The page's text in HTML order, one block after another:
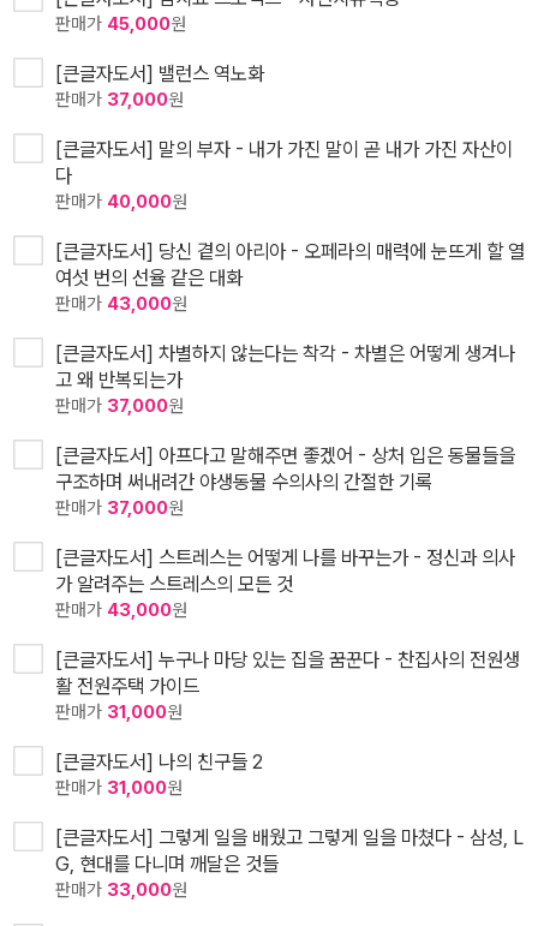
판매가 45,000원
[큰글자도서] 밸런스 역노화
판매가 37,000원
[큰글자도서] 말의 부자 - 내가 가진 말이 곧 내가 가진 자산이
다
판매가 40,000원
[큰글자도서] 당신 곁의 아리아 - 오페라의 매력에 눈뜨게 할 열
여섯 번의 선율 같은 대화
판매가 43,000원
[큰글자도서] 차별하지 않는다는 착각 - 차별은 어떻게 생겨나
고 왜 반복되는가
판매가 37,000원
[큰글자도서] 아프다고 말해주면 좋겠어 - 상처 입은 동물들을
구조하며 써내려간 야생동물 수의사의 간절한 기록
판매가 37,000원
[큰글자도서] 스트레스는 어떻게 나를 바꾸는가 - 정신과 의사
가 알려주는 스트레스의 모든 것
판매가 43,000원
[큰글자도서] 누구나 마당 있는 집을 꿈꾼다 - 찬집사의 전원생
활 전원주택 가이드
판매가 31,000원
[큰글자도서] 나의 친구들 2
판매가 31,000원
[큰글자도서] 그렇게 일을 배웠고 그렇게 일을 마쳤다 - 삼성, L
G, 현대를 다니며 깨달은 것들
판매가 33,000원